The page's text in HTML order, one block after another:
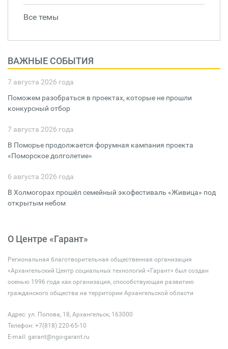
Все темы
ВАЖНЫЕ СОБЫТИЯ
7 августа 2026 года
Поможем разобраться в проектах, которые не прошли
конкурсный отбор
7 августа 2026 года
В Поморье продолжается форумная кампания проекта
«Поморское долголетие»
6 августа 2026 года
В Холмогорах прошёл семейный экофестиваль «Живица» под
открытым небом
О Центре «Гарант»
Региональная благотворительная общественная организация
«Архангельский Центр социальных технологий «Гарант» был создан
осенью 1996 года как организация, способствующая развитию
гражданского общества на территории Архангельской области
Адрес: ул. Попова, 18, Архангельск, 163000
Телефон: +7(818) 220-65-10
E-mail: garant@ngo-garant.ru